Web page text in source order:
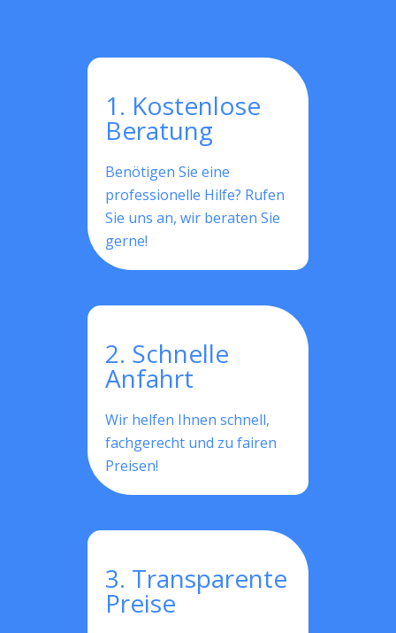
1. Kostenlose
Beratung
Benötigen Sie eine
professionelle Hilfe? Rufen
Sie uns an, wir beraten Sie
gerne!
2. Schnelle
Anfahrt
Wir helfen Ihnen schnell,
fachgerecht und zu fairen
Preisen!
3. Transparente
Preise